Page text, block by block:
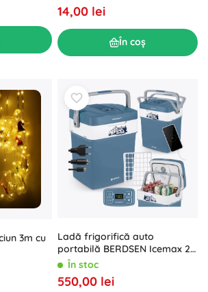
14,00 lei
În coș
3m cu
Ladă frigorifică auto
portabilă BERDSEN Icemax 29
l cu modul ECO – albastru
În stoc
550,00 lei